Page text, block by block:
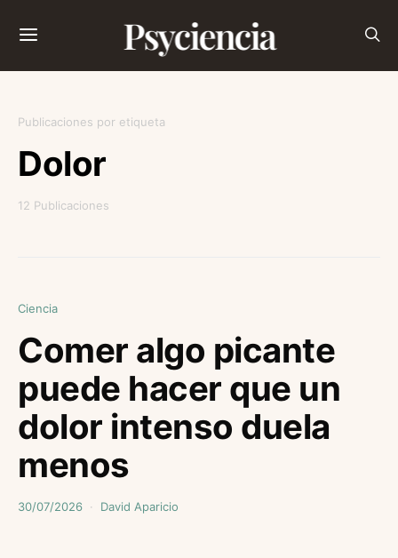
Psyciencia
Publicaciones por etiqueta
Dolor
12 Publicaciones
Ciencia
Comer algo picante
puede hacer que un
dolor intenso duela
menos
30/07/2026 David Aparicio